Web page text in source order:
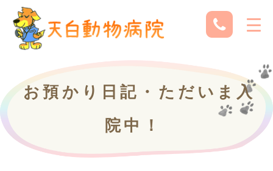
お預かり日記・ただいま入
院中！